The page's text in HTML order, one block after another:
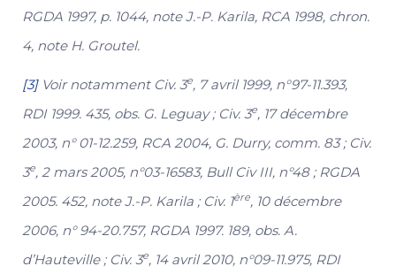
RGDA 1997, p. 1044, note J.-P. Karila, RCA 1998, chron.
4, note H. Groutel.
[3]Voir notamment Civ. 3e, 7 avril 1999, n°97-11.393,
RDI 1999. 435, obs. G. Leguay ; Civ. 3e, 17 décembre
2003, n° 01-12.259, RCA 2004, G. Durry, comm. 83 ; Civ.
3e, 2 mars 2005, n°03-16583, Bull Civ III, n°48 ; RGDA
2005. 452, note J.-P. Karila ; Civ. 1ère, 10 décembre
2006, n° 94-20.757, RGDA 1997. 189, obs. A.
d’Hauteville ; Civ. 3e, 14 avril 2010, n°09-11.975, RDI